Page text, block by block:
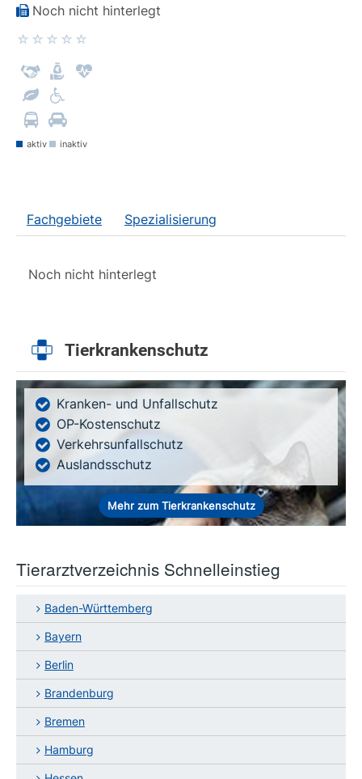
Noch nicht hinterlegt
aktiv inaktiv
Fachgebiete Spezialisierung
Noch nicht hinterlegt
Tierkrankenschutz
Kranken- und Unfallschutz
OP-Kostenschutz
Verkehrsunfallschutz
Auslandsschutz
Mehr zum Tierkrankenschutz
Tierarztverzeichnis Schnelleinstieg
Baden-Württemberg
Bayern
Berlin
Brandenburg
Bremen
Hamburg